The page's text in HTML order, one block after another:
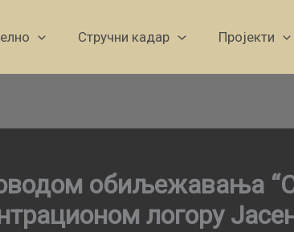
Стручни кадар Пројекти
обиљежавања
логору